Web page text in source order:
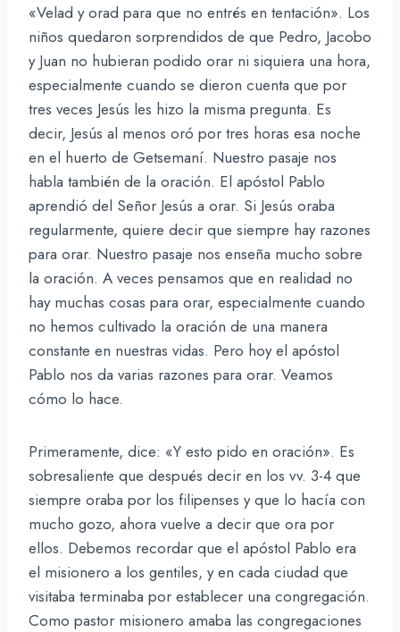
«Velad y orad para que no entrés en tentación». Los
niños quedaron sorprendidos de que Pedro, Jacobo
y Juan no hubieran podido orar ni siquiera una hora,
especialmente cuando se dieron cuenta que por
tres veces Jesús les hizo la misma pregunta. Es
decir, Jesús al menos oró por tres horas esa noche
en el huerto de Getsemaní. Nuestro pasaje nos
habla también de la oración. El apóstol Pablo
aprendió del Señor Jesús a orar. Si Jesús oraba
regularmente, quiere decir que siempre hay razones
para orar. Nuestro pasaje nos enseña mucho sobre
la oración. A veces pensamos que en realidad no
hay muchas cosas para orar, especialmente cuando
no hemos cultivado la oración de una manera
constante en nuestras vidas. Pero hoy el apóstol
Pablo nos da varias razones para orar. Veamos
cómo lo hace.
Primeramente, dice: «Y esto pido en oración». Es
sobresaliente que después decir en los vv. 3-4 que
siempre oraba por los filipenses y que lo hacía con
mucho gozo, ahora vuelve a decir que ora por
ellos. Debemos recordar que el apóstol Pablo era
el misionero a los gentiles, y en cada ciudad que
visitaba terminaba por establecer una congregación.
Como pastor misionero amaba las congregaciones